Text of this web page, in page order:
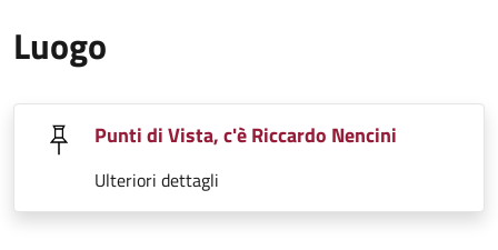
Luogo
Punti di Vista, c'è Riccardo Nencini
Ulteriori dettagli